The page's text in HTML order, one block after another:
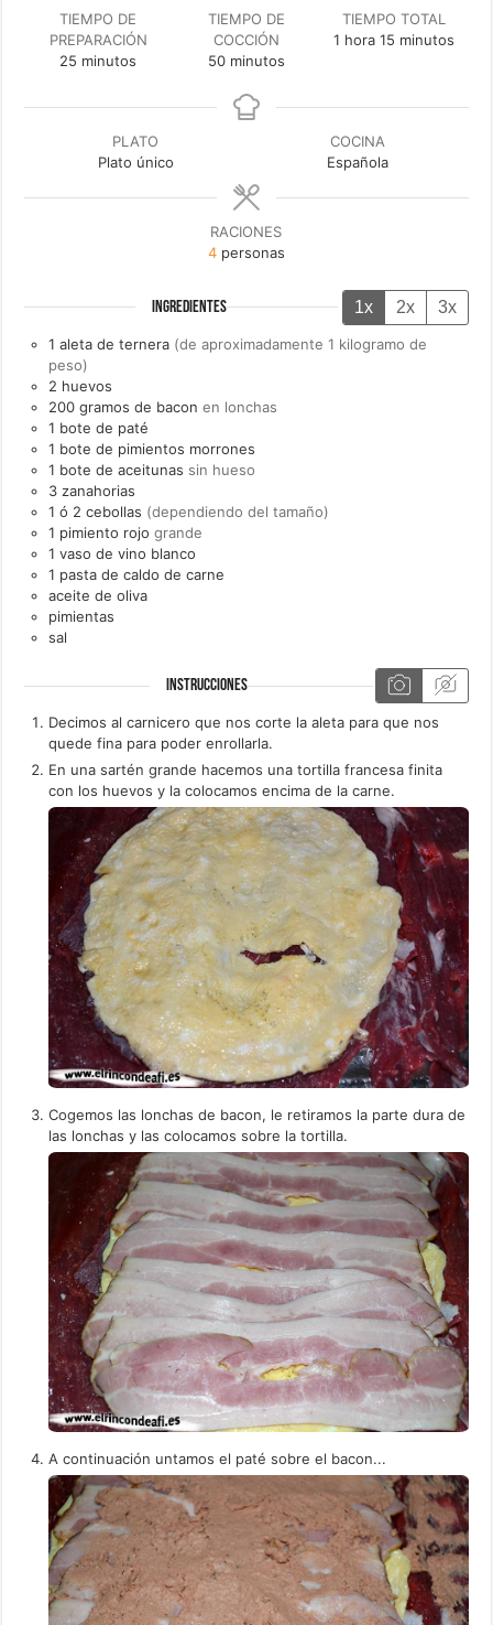
TIEMPO DE
PREPARACIÓN
25 minutos
minutos
TIEMPO DE
COCCIÓN
50minutos
minutos
TIEMPO TOTAL
1 hora
hora 15 minutos
minutos
PLATO
Plato único
COCINA
Española
RACIONES
4 personas
INGREDIENTES 1x 2x 3x
1 aleta de ternera (de aproximadamente 1 kilogramo de
peso)
2 huevos
200 gramos de bacon en lonchas
1 bote de paté
1 bote de pimientos morrones
1 bote de aceitunas sin hueso
3 zanahorias
1 ó 2 cebollas (dependiendo del tamaño)
1 pimiento rojo grande
1 vaso de vino blanco
1 pasta de caldo de carne
aceite de oliva
pimientas
sal
INSTRUCCIONES
Decimos al carnicero que nos corte la aleta para que nos
quede fina para poder enrollarla.
En una sartén grande hacemos una tortilla francesa finita
con los huevos y la colocamos encima de la carne.
Cogemos las lonchas de bacon, le retiramos la parte dura de
las lonchas y las colocamos sobre la tortilla.
A continuación untamos el paté sobre el bacon...